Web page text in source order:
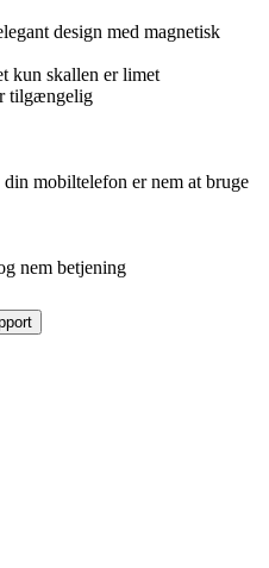
design med magnetisk
kun skallen er limet
tilgængelig
mobiltelefon er nem at bruge
nem betjening